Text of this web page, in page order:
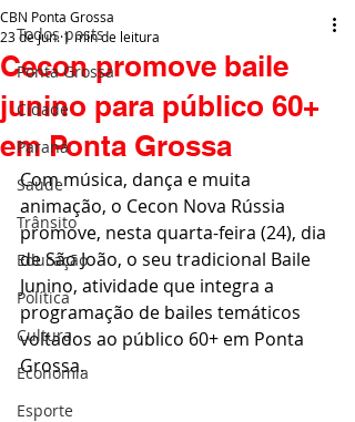
Todos posts
Ponta Grossa
Cidade
Paraná
Saúde
Trânsito
Educação
Política
Cultura
Economia
Esporte
Cecon promove baile
junino para público 60+
em Ponta Grossa
CBN Ponta Grossa
23 de jun. 1 min de leitura
Com música, dança e muita
animação, o Cecon Nova Rússia
promove, nesta quarta-feira (24), dia
de São João, o seu tradicional Baile
Junino, atividade que integra a
programação de bailes temáticos
voltados ao público 60+ em Ponta
Grossa.